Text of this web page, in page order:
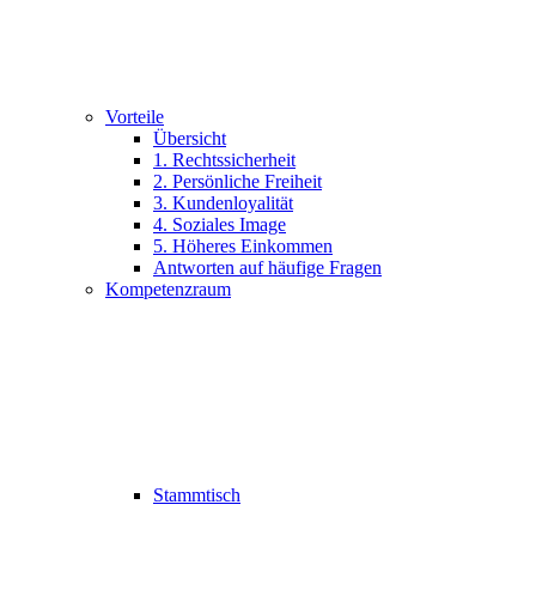
Vorteile
Übersicht
1. Rechtssicherheit
2. Persönliche Freiheit
3. Kundenloyalität
4. Soziales Image
5. Höheres Einkommen
Antworten auf häufige Fragen
Kompetenzraum
Stammtisch